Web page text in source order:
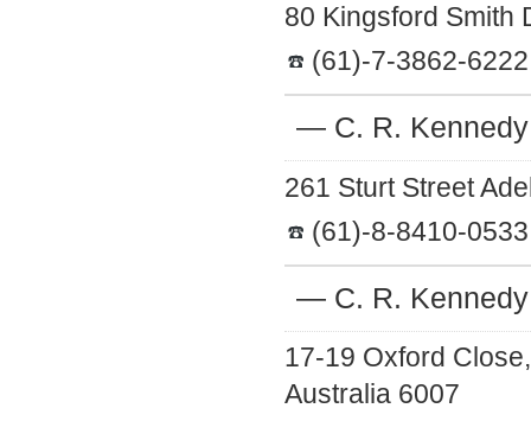
80 Kingsford Smith
(61)-7-3862-6222
― C. R.
261 Sturt Street
(61)-8-8410-0533
― C. R.
17-19 Oxford
Australia 6007